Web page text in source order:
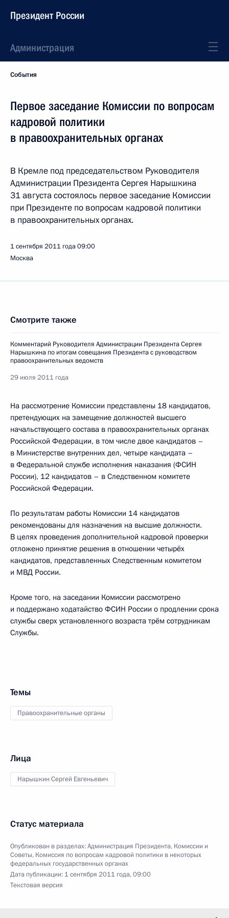
Президент России
Администрация
События
Первое заседание Комиссии по вопросам
кадровой политики
в правоохранительных органах
В Кремле под председательством Руководителя
Администрации Президента Сергея Нарышкина
31 августа состоялось первое заседание Комиссии
при Президенте по вопросам кадровой политики
в правоохранительных органах.
1 сентября 2011 года09:00
Москва
Смотрите также
Комментарий Руководителя Администрации Президента Сергея
Нарышкина по итогам совещания Президента с руководством
правоохранительных ведомств
29 июля 2011 года
На рассмотрение Комиссии представлены 18 кандидатов,
претендующих на замещение должностей высшего
начальствующего состава в правоохранительных органах
Российской Федерации, в том числе двое кандидатов –
в Министерстве внутренних дел, четыре кандидата –
в Федеральной службе исполнения наказания (ФСИН
России), 12 кандидатов – в Следственном комитете
Российской Федерации.
По результатам работы Комиссии 14 кандидатов
рекомендованы для назначения на высшие должности.
В целях проведения дополнительной кадровой проверки
отложено принятие решения в отношении четырёх
кандидатов, представленных Следственным комитетом
и МВД России.
Кроме того, на заседании Комиссии рассмотрено
и поддержано ходатайство ФСИН России о продлении срока
службы сверх установленного возраста трём сотрудникам
Службы.
Темы
Правоохранительные органы
Лица
Нарышкин Сергей Евгеньевич
Статус материала
Опубликован в разделах:Администрация Президента, Комиссии и
Советы, Комиссия по вопросам кадровой политики в некоторых
федеральных государственных органах
Дата публикации: 1 сентября 2011 года, 09:00
Текстовая версия